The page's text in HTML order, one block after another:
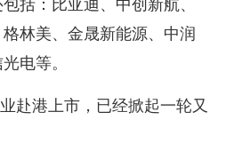
括：比亚迪、中创新航、
林美、金晟新能源、中润
电等。
赴港上市，已经掀起一轮又